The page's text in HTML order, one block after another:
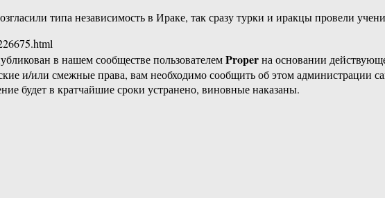
типа независимость в Ираке, так сразу турки и иракцы провели
в нашем сообществе пользователемProperна основании
и/или смежные права, вам необходимо сообщить об этом администрации
будет в кратчайшие сроки устранено, виновные наказаны.